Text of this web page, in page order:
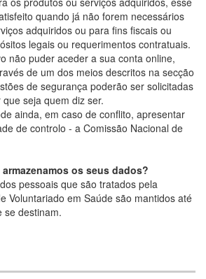
quando já não forem necessários
adquiridos ou para fins fiscais ou
legais ou requerimentos contratuais.
não puder aceder a sua conta online,
de um dos meios descritos na secção
de segurança poderão ser solicitadas
seja quem diz ser.
ainda, em caso de conflito, apresentar
de controlo - a Comissão Nacional de
os seus dados?
pessoais que são tratados pela
Voluntariado em Saúde são mantidos até
se destinam.